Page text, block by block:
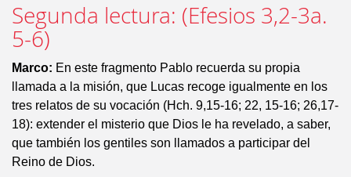
Segunda lectura: (Efesios 3,2-3a.
5-6)
Marco: En este fragmento Pablo recuerda su propia
llamada a la misión, que Lucas recoge igualmente en los
tres relatos de su vocación (Hch. 9,15-16; 22, 15-16; 26,17-
18): extender el misterio que Dios le ha revelado, a saber,
que también los gentiles son llamados a participar del
Reino de Dios.